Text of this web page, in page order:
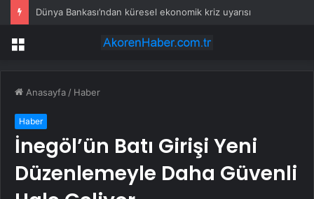
Dünya Bankası’ndan küresel ekonomik kriz uyarısı
Menü
Anasayfa / Haber
Haber
İnegöl’ün Batı Girişi Yeni
Düzenlemeyle Daha Güvenli